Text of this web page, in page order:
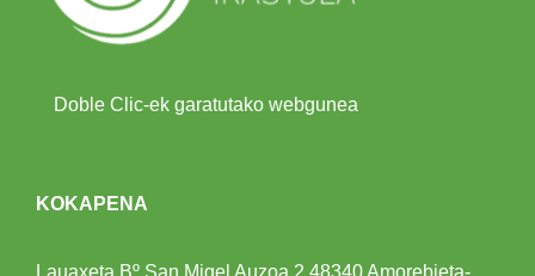
Doble Clic-ek garatutako webgunea
KOKAPENA